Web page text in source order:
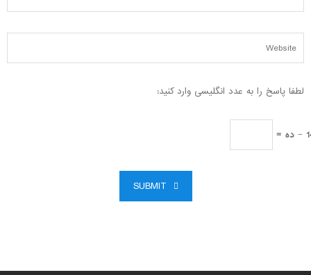
لطفا پاسخ را به عدد انگلیسی وارد کنید:
=
SUBMIT